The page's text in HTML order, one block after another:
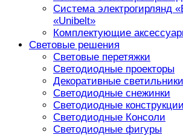
Система электрогирлянд
«Unibelt»
Комплектующие
Световые решения
Световые перетяжки
Светодиодные проекторы
Декоративные светильники
Светодиодные снежинки
Светодиодные
Светодиодные Консоли
Светодиодные фигуры